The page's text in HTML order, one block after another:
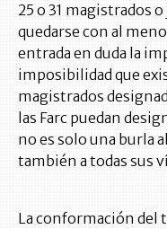
25 o 31 magistrados
quedarse con al
entrada en duda la
imposibilidad que
magistrados
las Farc puedan
no es solo una burla
también a todas sus
La conformación del